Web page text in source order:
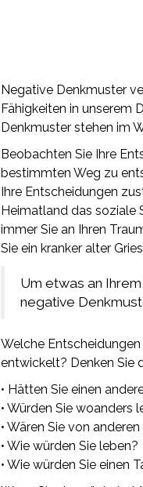
Negative Denkmuster
Fähigkeiten in unserem
Denkmuster stehen im
Beobachten Sie Ihre
bestimmten Weg zu
Ihre Entscheidungen
Heimatland das soziale
immer Sie an Ihren
Sie ein kranker alter
Um etwas an
negative
Welche
entwickelt? Denken Sie
• Hätten Sie einen
• Würden Sie woanders
• Wären Sie von
• Wie würden Sie leben?
• Wie würden Sie einen